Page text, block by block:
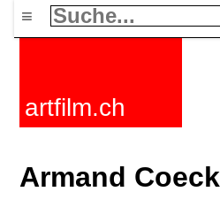
≡
artfilm.ch
Armand Coeck